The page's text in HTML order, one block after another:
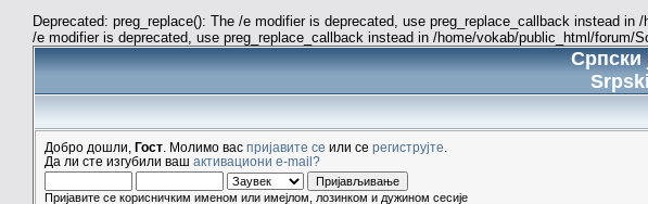
Deprecated: preg_replace(): The /e modifier is deprecated, use preg_replace_callback instead
/e modifier is deprecated, use preg_replace_callback instead in /home/vokab/public_html/forum/
Српски
Добро дошли, Гост . Молимо вас пријавите се или се региструјте
Да ли сте изгубили ваш активациони e-mail?
Пријавите се корисничким именом или имејлом, лозинком и дужином сесије